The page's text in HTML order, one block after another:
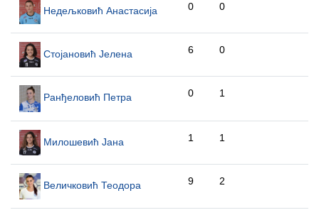
Недељковић Анастасија 0 0
Стојановић Јелена 6 0
Ранђеловић Петра 0 1
Милошевић Јана 1 1
Величковић Теодора 9 2